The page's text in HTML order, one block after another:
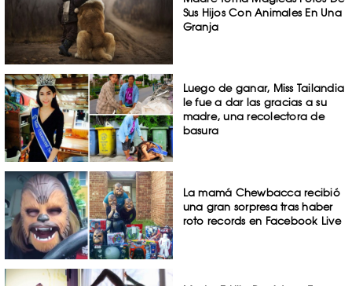
Sus Hijos Con Animales En Una
Granja
Luego de ganar, Miss Tailandia
le fue a dar las gracias a su
madre, una recolectora de
basura
La mamá Chewbacca recibió
una gran sorpresa tras haber
roto records en Facebook Live